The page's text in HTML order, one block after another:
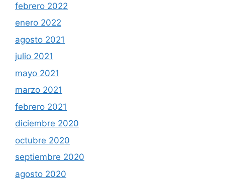
febrero 2022
enero 2022
agosto 2021
julio 2021
mayo 2021
marzo 2021
febrero 2021
diciembre 2020
octubre 2020
septiembre 2020
agosto 2020